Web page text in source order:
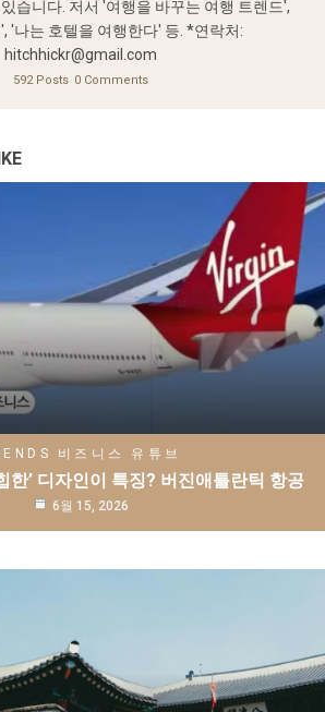
습니다. 저서 '여행을 바꾸는 여행 트렌드',
'나는 호텔을 여행한다' 등. *연락처:
hitchhickr@gmail.com
592 Posts 0 Comments
비즈니스 유튜브
한’ 디자인이 특징? 버진애틀란틱 항공
6월 15, 2026